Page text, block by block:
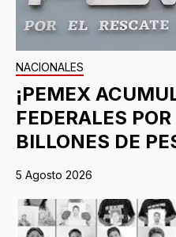
NACIONALES
¡PEMEX
FEDERALES
BILLONES DE
5 Agosto 2026